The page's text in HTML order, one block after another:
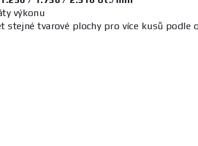
výkonu
stejné tvarové plochy pro více kusů podle